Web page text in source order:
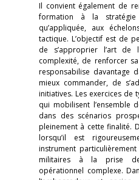
Il convient également de
formation à la
qu’appliquée, aux
tactique. L’objectif est de
de s’approprier l’art
complexité, de renforcer
responsabilise davantage
mieux commander, de
initiatives. Les exercices de
qui mobilisent l’ensemble
dans des scénarios
pleinement à cette finalité.
lorsqu’il est
instrument
militaires à la prise
opérationnel complexe.